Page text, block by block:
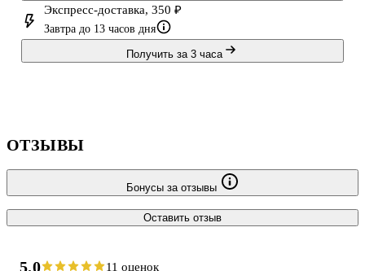
Экспресс-доставка, 350 ₽
Завтра до 13 часов дня
Получить за 3 часа
ОТЗЫВЫ
Бонусы за отзывы
Оставить отзыв
5.0 11 оценок